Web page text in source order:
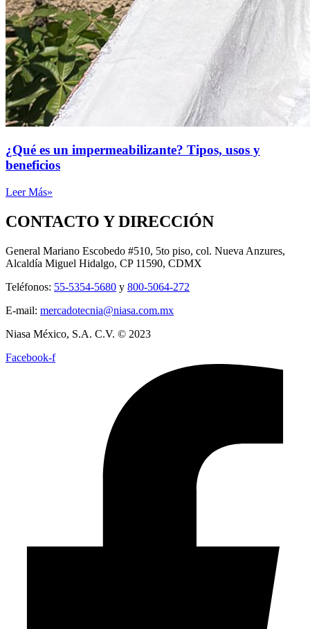
¿Qué es un impermeabilizante? Tipos, usos y
beneficios
Leer Más»
CONTACTO Y DIRECCIÓN
General Mariano Escobedo #510, 5to piso, col. Nueva Anzures,
Alcaldía Miguel Hidalgo, CP 11590, CDMX
Teléfonos: 55-5354-5680 y 800-5064-272
E-mail: mercadotecnia@niasa.com.mx
Niasa México, S.A. C.V. © 2023
Facebook-f